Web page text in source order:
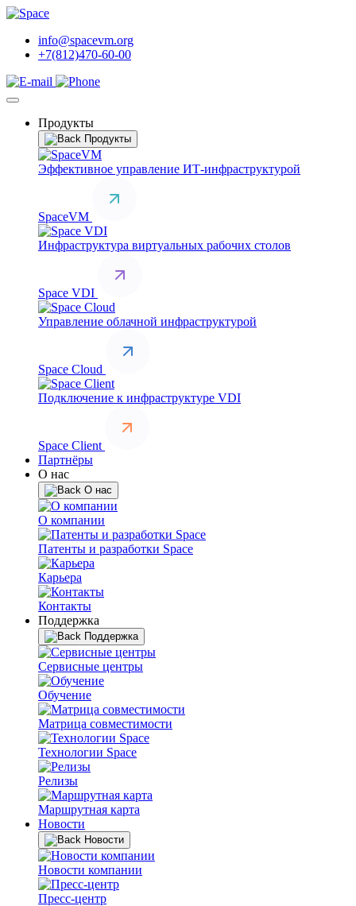
info@spacevm.org
+7(812)470-60-00
Продукты
Продукты
Эффективное управление ИТ-инфраструктурой
SpaceVM
Инфраструктура виртуальных рабочих столов
Space VDI
Управление облачной инфраструктурой
Space Cloud
Подключение к инфраструктуре VDI
Space Client
Партнёры
О нас
О нас
О компании
Патенты и разработки Space
Карьера
Контакты
Поддержка
Поддержка
Сервисные центры
Обучение
Матрица совместимости
Технологии Space
Релизы
Маршрутная карта
Новости
Новости
Новости компании
Пресс-центр